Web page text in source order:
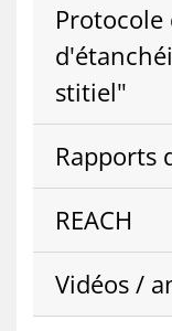
stitiel"
Rap­ports
REACH
Vi­déos /